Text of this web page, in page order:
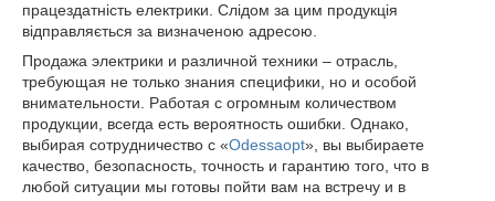
працездатність електрики. Слідом за цим продукція
відправляється за визначеною адресою.
Продажа электрики и различной техники – отрасль,
требующая не только знания специфики, но и особой
внимательности. Работая с огромным количеством
продукции, всегда есть вероятность ошибки. Однако,
выбирая сотрудничество с «Odessaopt», вы выбираете
качество, безопасность, точность и гарантию того, что в
любой ситуации мы готовы пойти вам на встречу и в